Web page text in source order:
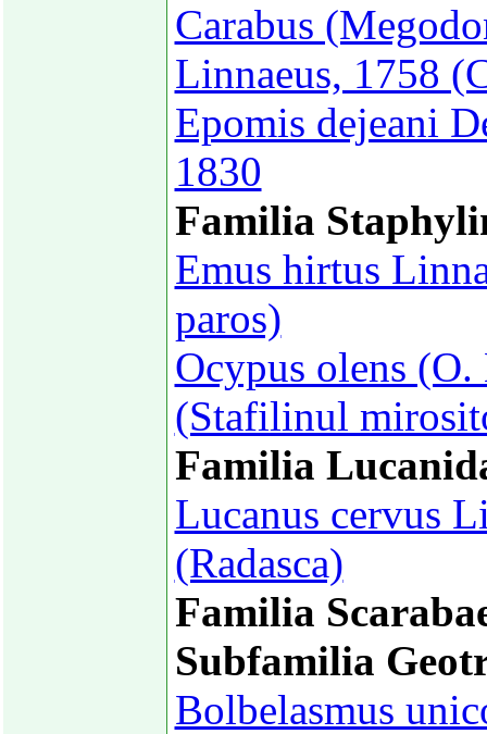
Carabus
Linnaeus, 1758
Epomis dejeani
1830
Familia
Emus hirtus
paros)
Ocypus olens
(Stafilinul
Familia
Lucanus cervus
(Radasca)
Familia
Subfamilia
Bolbelasmus